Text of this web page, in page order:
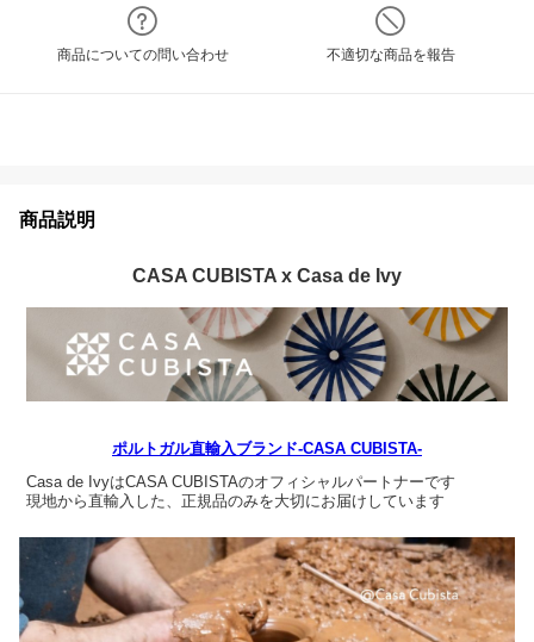
商品についての問い合わせ 不適切な商品を報告
商品説明
CASA CUBISTA x Casa de Ivy
ポルトガル直輸入ブランド-CASA CUBISTA-
Casa de IvyはCASA CUBISTAのオフィシャルパートナーです
現地から直輸入した、正規品のみを大切にお届けしています